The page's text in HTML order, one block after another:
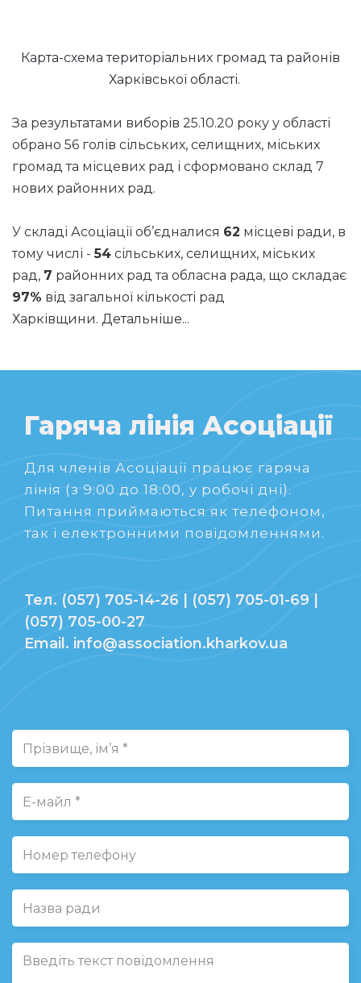
Карта-схема територіальних громад та районів
Харківської області.
За результатами виборів 25.10.20 року у області
обрано 56 голів сільських, селищних, міських
громад та місцевих рад і сформовано склад 7
нових районних рад.
У складі Асоціації об’єдналися 62 місцеві ради, в
тому числі -54 сільських, селищних, міських
рад, 7 районних рад та обласна рада, що складає
97% від загальної кількості рад
Харківщини. Детальніше...
Гаряча лінія Асоціації
Для членів Асоціації працює гаряча
лінія (з 9:00 до 18:00, у робочі дні).
Питання приймаються як телефоном,
так і електронними повідомленнями.
Тел. (057) 705-14-26 | (057) 705-01-69 |
(057) 705-00-27
Email. info@association.kharkov.ua